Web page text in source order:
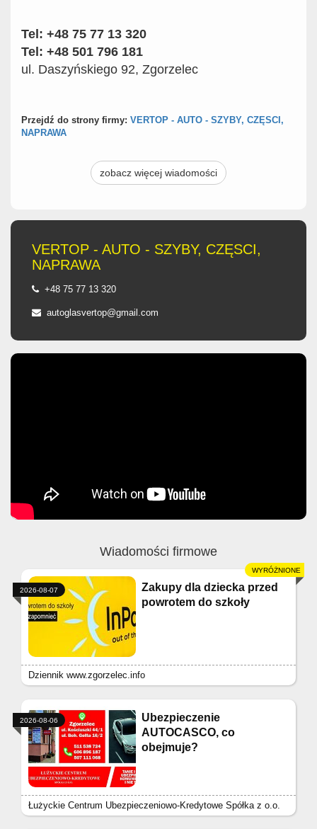
Tel: +48 75 77 13 320
Tel: +48 501 796 181
ul. Daszyńskiego 92, Zgorzelec
Przejdź do strony firmy: VERTOP - AUTO - SZYBY, CZĘSCI,
NAPRAWA
zobacz więcej wiadomości
VERTOP - AUTO - SZYBY, CZĘSCI,
NAPRAWA
+48 75 77 13 320
autoglasvertop@gmail.com
Wiadomości firmowe
Zakupy dla dziecka przed
powrotem do szkoły
Dziennik www.zgorzelec.info
2026-08-07
Ubezpieczenie
AUTOCASCO, co
obejmuje?
Łużyckie Centrum Ubezpieczeniowo-Kredytowe Spółka z o.o.
2026-08-06